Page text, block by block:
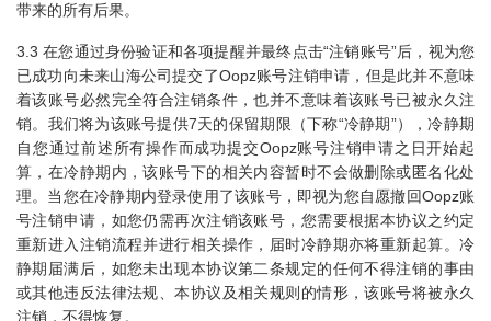
带来的所有后果。
3.3 在您通过身份验证和各项提醒并最终点击“注销账号”后，视为您
已成功向未来山海公司提交了Oopz账号注销申请，但是此并不意味
着该账号必然完全符合注销条件，也并不意味着该账号已被永久注
销。我们将为该账号提供7天的保留期限（下称“冷静期”），冷静期
自您通过前述所有操作而成功提交Oopz账号注销申请之日开始起
算，在冷静期内，该账号下的相关内容暂时不会做删除或匿名化处
理。当您在冷静期内登录使用了该账号，即视为您自愿撤回Oopz账
号注销申请，如您仍需再次注销该账号，您需要根据本协议之约定
重新进入注销流程并进行相关操作，届时冷静期亦将重新起算。冷
静期届满后，如您未出现本协议第二条规定的任何不得注销的事由
或其他违反法律法规、本协议及相关规则的情形，该账号将被永久
注销，不得恢复。